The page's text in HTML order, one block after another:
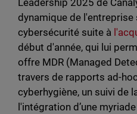
Leadership 2025 de
dynamique de l'entreprise
cybersécurité suite à
début d'année, qui lui
offre MDR (Managed
travers de rapports ad-
cyberhygiène, un suivi de
l'intégration d’une